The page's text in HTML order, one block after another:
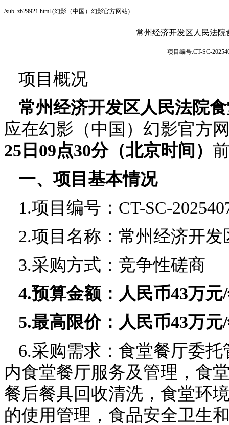
/sub_zb29921.html (幻影（中国）幻影官方网站)
常州经济开发区人民法
项目编号:CT-SC-
项目概况
常州经济开发区人民法院
应在幻影（中国）幻影官方
25 日 09点30分（北京时间）
一、项目基本情况
1.项目编号：CT-SC-
2.项目名称：常州经济开
3.采购方式：竞争性磋商
4.预算金额：人民币43万元
5.最高限价：人民币43万元
6.采购需求：食堂餐厅委
内食堂餐厅服务及管理，食
餐后餐具回收清洗，食堂环
的使用管理，食品安全卫生